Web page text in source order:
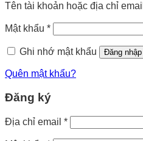
Tên tài khoản hoặc địa chỉ email
Mật khẩu *
Ghi nhớ mật khẩu Đăng nhập
Quên mật khẩu?
Đăng ký
Địa chỉ email *